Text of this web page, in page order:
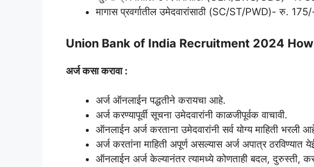
मागास प्रवर्गातील उमेदवारांसाठी (SC/ST/PWD)- रु.
Union Bank of India Recruitment 2024
अर्ज कसा करावा :
अर्ज ऑनलाईन पद्धतीने करायचा आहे.
अर्ज करण्यापूर्वी सूचना उमेदवारांनी काळजीपूर्वक वाचावी.
ऑनलाईन अर्ज करताना उमेदवारांनी सर्व योग्य माहिती
अर्ज करतांना माहिती अपूर्ण असल्यास अर्ज अपात्र ठरविण्यात
ऑनलाईन अर्ज केल्यानंतर त्यामध्ये कोणताही बदल, दुरुस्ती,